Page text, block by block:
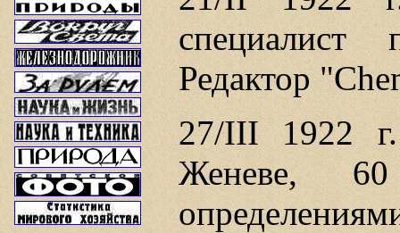
Редактор
27/III 1922
Женеве,